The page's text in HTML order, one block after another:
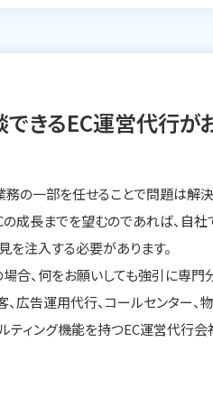
きるEC運営代行が
の一部を任せることで問題は解決
成長までを望むのであれば、自社
を注入する必要があります。
合、何をお願いしても強引に専門
広告運用代行、コールセンター、
ティング機能を持つEC運営代行